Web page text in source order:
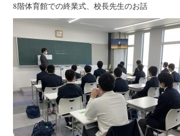
8階体育館での終業式、校長先生のお話